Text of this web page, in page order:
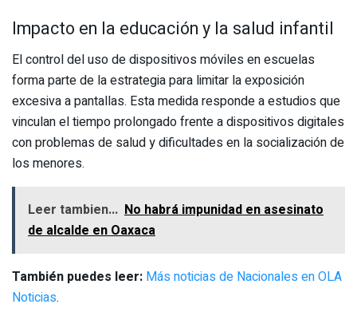
Impacto en la educación y la salud infantil
El control del uso de dispositivos móviles en escuelas
forma parte de la estrategia para limitar la exposición
excesiva a pantallas. Esta medida responde a estudios que
vinculan el tiempo prolongado frente a dispositivos digitales
con problemas de salud y dificultades en la socialización de
los menores.
Leer tambien... No habrá impunidad en asesinato
de alcalde en Oaxaca
También puedes leer: Más noticias de Nacionales en OLA
Noticias.